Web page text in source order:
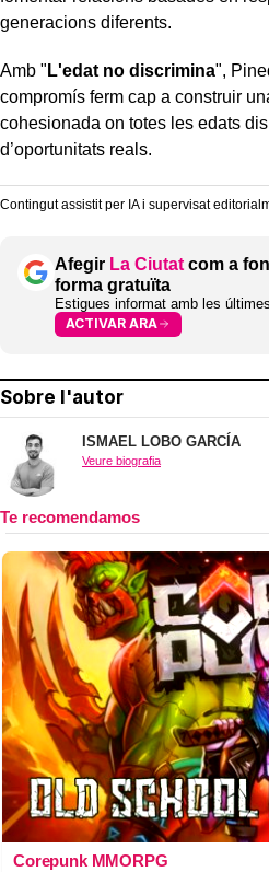
generacions diferents.
Amb " L'edat no discrimina",
compromís ferm cap a construir
cohesionada on totes les edats
d’oportunitats reals.
Contingut assistit per IA i supervisat
Afegir La Ciutat com a
forma gratuïta
Estigues informat amb les
ACTIVAR ARA
Sobre l'autor
ISMAEL LOBO GARCÍA
Veure biografia
Corepunk MMORPG